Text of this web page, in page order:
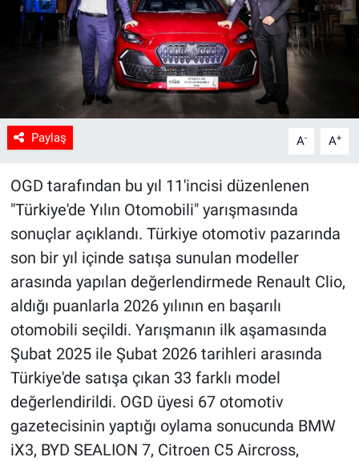
Paylaş A- A+
OGD tarafından bu yıl 11'incisi düzenlenen
"Türkiye'de Yılın Otomobili" yarışmasında
sonuçlar açıklandı. Türkiye otomotiv pazarında
son bir yıl içinde satışa sunulan modeller
arasında yapılan değerlendirmede Renault Clio,
aldığı puanlarla 2026 yılının en başarılı
otomobili seçildi. Yarışmanın ilk aşamasında
Şubat 2025 ile Şubat 2026 tarihleri arasında
Türkiye'de satışa çıkan 33 farklı model
değerlendirildi. OGD üyesi 67 otomotiv
gazetecisinin yaptığı oylama sonucunda BMW
iX3, BYD SEALION 7, Citroen C5 Aircross,